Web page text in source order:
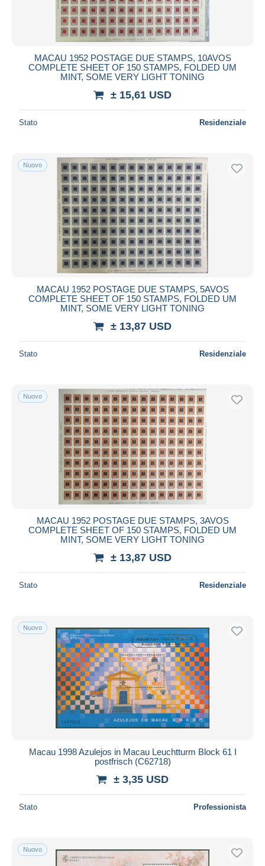
MACAU 1952 POSTAGE DUE STAMPS, 10AVOS
COMPLETE SHEET OF 150 STAMPS, FOLDED UM
MINT, SOME VERY LIGHT TONING
± 15,61 USD
Stato Residenziale
Nuovo
MACAU 1952 POSTAGE DUE STAMPS, 5AVOS
COMPLETE SHEET OF 150 STAMPS, FOLDED UM
MINT, SOME VERY LIGHT TONING
± 13,87 USD
Stato Residenziale
Nuovo
MACAU 1952 POSTAGE DUE STAMPS, 3AVOS
COMPLETE SHEET OF 150 STAMPS, FOLDED UM
MINT, SOME VERY LIGHT TONING
± 13,87 USD
Stato Residenziale
Nuovo
Macau 1998 Azulejos in Macau Leuchtturm Block 61 I
postfrisch (C62718)
± 3,35 USD
Stato Professionista
Nuovo